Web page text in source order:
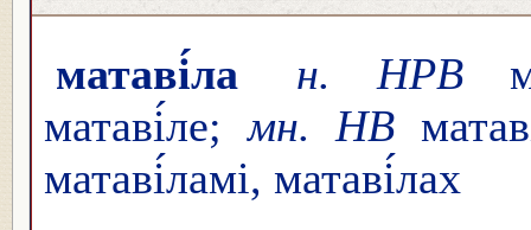
матаві́ла н. НРВ
матаві́ле;мн. НВ
матаві́ламі, матаві́лах